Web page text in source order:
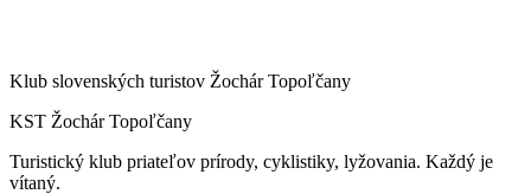
Klub slovenských turistov Žochár Topoľčany
KST Žochár Topoľčany
Turistický klub priateľov prírody, cyklistiky, lyžovania. Každý je
vítaný.